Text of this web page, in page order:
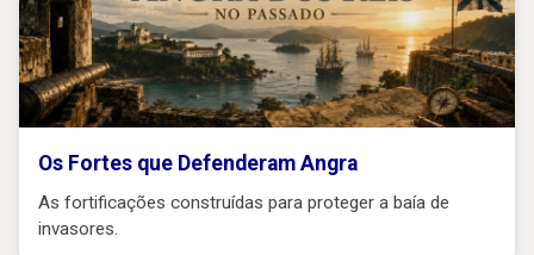
Os Fortes que Defenderam Angra
As fortificações construídas para proteger a baía de
invasores.